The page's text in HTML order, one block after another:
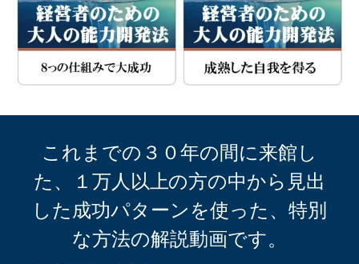
これまでの３０年の間に来館し
た、１万人以上の方の中から見出
した成功パターンを使った、特別
な方法の解説動画です。